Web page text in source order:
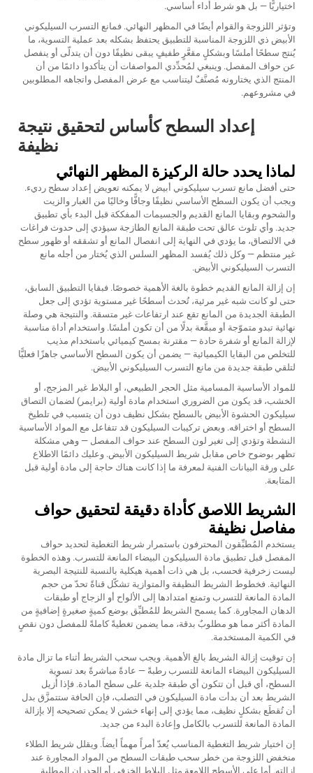
اختياريًّا — بل هو شرط أداء أساسي.
وتؤثر اللزوجة والقوام أيضًا في المظهر النهائي. فمانع التسرب السيليكوني
الأبيض ذي اللزوجة المناسبة للتطبيق يحتفظ بشكله بعد عملية التسوية، ما
يُنتج سطحًا أملسًا وبشكلٍ مقعَّرٍ طفيفٍ يبقى نظيفًا دون أن يتدلّى أو ينفصل
عن حواف المفصل. وينبغي لمُحدِّدي المواصفات أن يتأكدوا دائمًا من أن
المنتج الذي يختارونه مُصنَّفٌ ليتناسب مع عرض المفصل واتجاهه المطلوبين
في مشروعهم.
إعداد السطح كأساس لتحقيق نتيجة
نظيفة
لماذا يحدد حالة الركيزة المظهر النهائي
حتى أفضل مانع تسرب سيليكوني أبيض لا يمكنه تعويض إعداد سطح رديء.
ويجب أن يكون السطح الأساسي نظيفًا وجافًّا وخاليًا من الغبار والزيت
والشحوم وبقايا المانع القديم والجسيمات المفككة قبل البدء بأي تطبيق
جديد. وأي تلوث عالق تحت طبقة المانع الطازجة سيؤدي إلى حدوث فراغات
في الالتصاق، ما يؤدي في النهاية إلى انفصال المانع أو تشققه أو ظهور سطح
غير منتظم — وكل ذلك يُفسد المظهر السلس الذي يُختار من أجله مانع
التسرب السيليكوني الأبيض.
إن إزالة المانع القديم خطوة بالغة الأهمية خصوصًا. فبقايا التطبيق السابق،
حتى لو كانت شبه غير مرئية، تُحدث أسطحًا غير مستوية تؤدي إلى جعل
الطبقة الجديدة من المانع تقع عند ارتفاعات غير متسقة. والنتيجة هي وصلة
نهائية تبدو متموّجة أو مبقَّعة بدلًا من أن تكون أملسًا. واستخدام أداة مناسبة
لإزالة المانع أو شفرة حادة — مقترنة بمسح كيميائي باستخدام مذيب
للتخلص من البقايا الكيميائية — يضمن أن يكون السطح الأساسي جاهزًا فعليًّا
لتلقي طبقة جديدة من مانع التسرب السيليكوني الأبيض.
للمواد الأساسية المسامية مثل الحجر الطبيعي، أو البلاط غير المزجج، أو
الخشب، قد يكون من الضروري استخدام مادة أولية (برايمر) لضمان التصاق
سيليكون الحشوة الأبيض بالسطح بشكل نظيف دون أن يتسبب في تلطيخ
السطح أو اختراقه. وبعض تركيبات السيليكون قد تتفاعل مع المواد الأساسية
النشطة وتؤدي إلى تغير لون السطح عند حواف المفصل — وهي مشكلة
تظهر بوضوح خاص مقابل شريط السيليكون الأبيض. وعليك دائمًا الاطلاع
على ورقة البيانات الفنية لمعرفة ما إذا كانت هناك حاجة إلى مادة أولية قبل
المتابعة.
الشريط اللاصق كأداة دقيقة لتحقيق حواف
مفاصل نظيفة
يستخدم المُطبِّقون المحترفون باستمرار شريط التغطية لتحديد حواف
المفصل قبل تطبيق مادة السيليكون البيضاء المانعة للتسرب. وهذه الخطوة
ليست زخرفية فحسب، بل هي ذات أهمية هيكلية بالنسبة للنتيجة البصرية
النهائية. فخطوط الشريط النظيفة والمتوازية تشكّل قناةً تحدّ من حجم
المادة المانعة للتسرب وتمنع امتدادها إلى الألواح أو الزجاج أو طبقات
الدهان المجاورة. كما يسمح الشريط للمُطبِّق بوضع كميةٍ صغيرةٍ إضافيةٍ من
المادة أكثر مما هو مطلوبٌ بدقة، مما يضمن تغطيةً كاملةً للمفصل دون نقصٍ
في الكمية المستخدمة.
إن توقيت إزالة الشريط بالغ الأهمية. ويجب سحب الشريط أثناء ما تزال مادة
السيليكون البيضاء المانعة للتسرب رطبةً — عادةً مباشرةً بعد تسوية
السطح، أي قبل أن تتكون أي طبقة جلدية على سطح المادة. فإذا أُزيل
الشريط بعد أن بدأت مادة السيليكون في التصلب، فإن الحافة ستتمزَّق بدل
أن تُقطَع بشكلٍ نظيف، مما يؤدي إلى إنهاء خشن لا يمكن تصحيحه إلا بإزالة
المادة المانعة للتسرب بالكامل وإعادة البدء من جديد.
إن اختيار شريط التغطية المناسب يُعدّ أمراً مهماً أيضاً. ويقلل شريط الطلاء
منخفض اللزوجة من خطر سحب طبقات السطح من المواد المجاورة عند
إزالته. أما على الأسطح اللامعة مثل البلاط الخزفي أو الجدران المطلية